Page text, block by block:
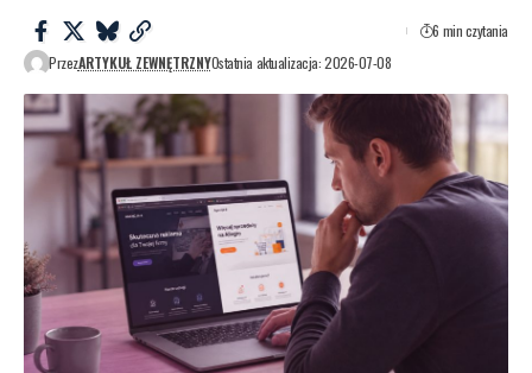
PrzezARTYKUŁ ZEWNĘTRZNYOstatnia aktualizacja: 2026-07-08
6 min czytania